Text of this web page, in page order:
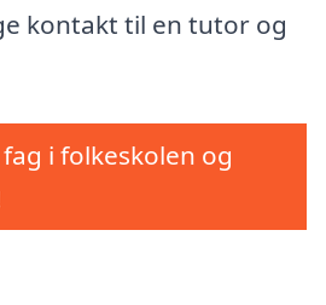
kontakt til en tutor og
i folkeskolen og